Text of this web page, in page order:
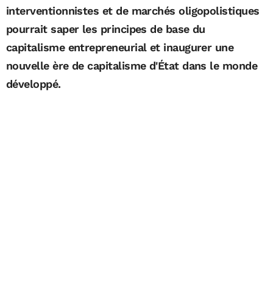
interventionnistes et de marchés oligopolistiques
pourrait saper les principes de base du
capitalisme entrepreneurial et inaugurer une
nouvelle ère de capitalisme d'État dans le monde
développé.